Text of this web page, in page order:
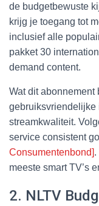
de budgetbewuste
krijg je toegang tot
inclusief alle
pakket 30
demand content.
Wat dit abonnement
gebruiksvriendelijke
streamkwaliteit.
service consistent
Consumentenbond].
meeste smart TV’s
2. NLTV